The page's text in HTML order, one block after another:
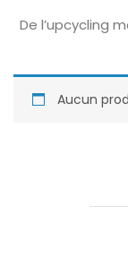
De l’upcycling
Aucun